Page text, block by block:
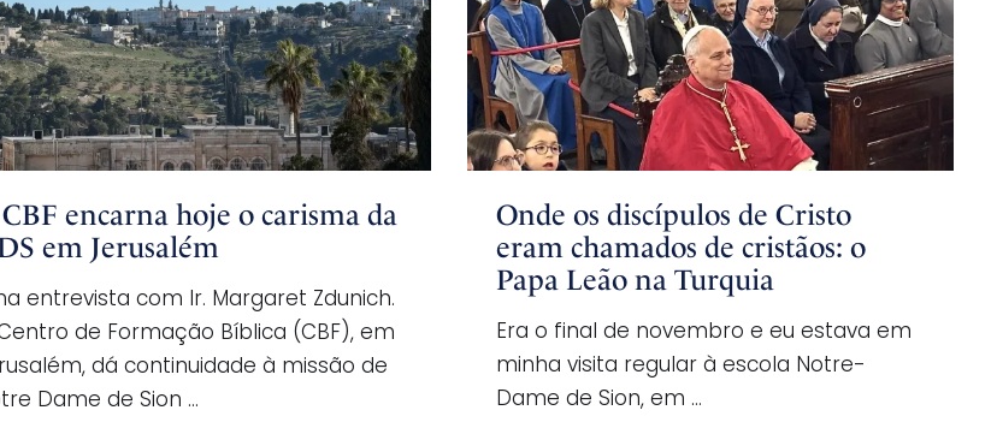
encarna hoje o carisma da
em Jerusalém
entrevista com Ir. Margaret Zdunich.
de Formação Bíblica (CBF), em
dá continuidade à missão de
Dame de Sion …
Onde os discípulos de Cristo
eram chamados de cristãos: o
Papa Leão na Turquia
Era o final de novembro e eu estava em
minha visita regular à escola Notre-
Dame de Sion, em …